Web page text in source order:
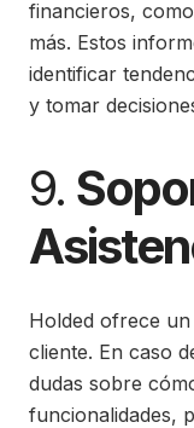
financieros,
más. Estos
identificar
y tomar
9.
Holded ofrece
cliente. En caso
dudas sobre
funcionalidades,